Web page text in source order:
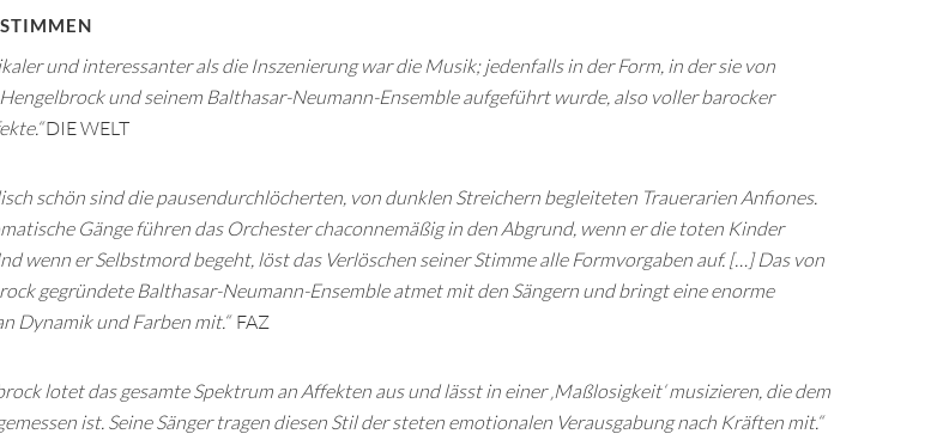
und interessanter als die Inszenierung war die Musik; jedenfalls in der Form, in der sie von
und seinem Balthasar-Neumann-Ensemble aufgeführt wurde, also voller barocker
DIE WELT
schön sind die pausendurchlöcherten, von dunklen Streichern begleiteten Trauerarien Anfiones.
Gänge führen das Orchester chaconnemäßig in den Abgrund, wenn er die toten Kinder
wenn er Selbstmord begeht, löst das Verlöschen seiner Stimme alle Formvorgaben auf. […] Das von
gegründete Balthasar-Neumann-Ensemble atmet mit den Sängern und bringt eine enorme
Dynamik und Farben mit.“FAZ
lotet das gesamte Spektrum an Affekten aus und lässt in einer ‚Maßlosigkeit‘ musizieren, die dem
ist. Seine Sänger tragen diesen Stil der steten emotionalen Verausgabung nach Kräften mit.“